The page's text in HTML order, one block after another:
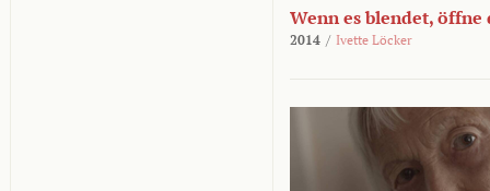
Wenn es blendet, öffne
2014 / Ivette Löcker